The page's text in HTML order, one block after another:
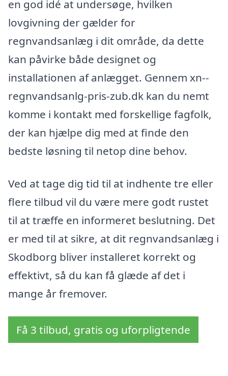
en god idé at undersøge, hvilken
lovgivning der gælder for
regnvandsanlæg i dit område, da dette
kan påvirke både designet og
installationen af anlægget. Gennem xn--
regnvandsanlg-pris-zub.dk kan du nemt
komme i kontakt med forskellige fagfolk,
der kan hjælpe dig med at finde den
bedste løsning til netop dine behov.
Ved at tage dig tid til at indhente tre eller
flere tilbud vil du være mere godt rustet
til at træffe en informeret beslutning. Det
er med til at sikre, at dit regnvandsanlæg i
Skodborg bliver installeret korrekt og
effektivt, så du kan få glæde af det i
mange år fremover.
Få 3 tilbud, gratis og uforpligtende